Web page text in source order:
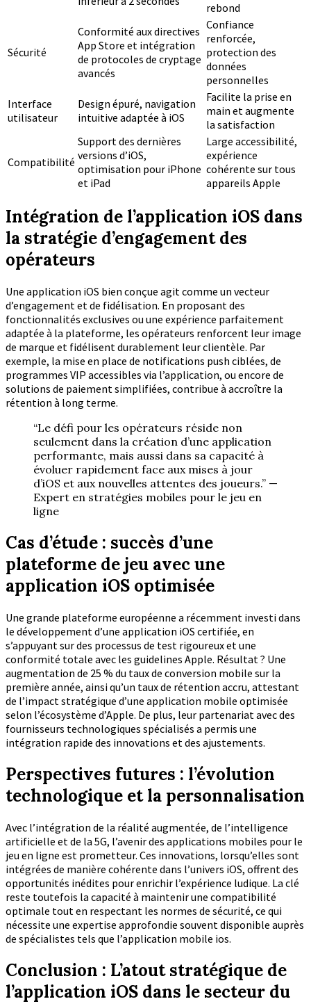
rebond
Sécurité
Conformité aux directives
App Store et intégration
de protocoles de cryptage
avancés
Confiance
renforcée,
protection des
données
personnelles
Interface
utilisateur
Design épuré, navigation
intuitive adaptée à iOS
Facilite la prise en
main et augmente
la satisfaction
Compatibilité
Support des dernières
versions d’iOS,
optimisation pour iPhone
et iPad
Large accessibilité,
expérience
cohérente sur tous
appareils Apple
Intégration de l’application iOS dans
la stratégie d’engagement des
opérateurs
Une application iOS bien conçue agit comme un vecteur
d’engagement et de fidélisation. En proposant des
fonctionnalités exclusives ou une expérience parfaitement
adaptée à la plateforme, les opérateurs renforcent leur image
de marque et fidélisent durablement leur clientèle. Par
exemple, la mise en place de notifications push ciblées, de
programmes VIP accessibles via l’application, ou encore de
solutions de paiement simplifiées, contribue à accroître la
rétention à long terme.
“Le défi pour les opérateurs réside non
seulement dans la création d’une application
performante, mais aussi dans sa capacité à
évoluer rapidement face aux mises à jour
d’iOS et aux nouvelles attentes des joueurs.” —
Expert en stratégies mobiles pour le jeu en
ligne
Cas d’étude : succès d’une
plateforme de jeu avec une
application iOS optimisée
Une grande plateforme européenne a récemment investi dans
le développement d’une application iOS certifiée, en
s’appuyant sur des processus de test rigoureux et une
conformité totale avec les guidelines Apple. Résultat ? Une
augmentation de 25 % du taux de conversion mobile sur la
première année, ainsi qu’un taux de rétention accru, attestant
de l’impact stratégique d’une application mobile optimisée
selon l’écosystème d’Apple. De plus, leur partenariat avec des
fournisseurs technologiques spécialisés a permis une
intégration rapide des innovations et des ajustements.
Perspectives futures : l’évolution
technologique et la personnalisation
Avec l’intégration de la réalité augmentée, de l’intelligence
artificielle et de la 5G, l’avenir des applications mobiles pour le
jeu en ligne est prometteur. Ces innovations, lorsqu’elles sont
intégrées de manière cohérente dans l’univers iOS, offrent des
opportunités inédites pour enrichir l’expérience ludique. La clé
reste toutefois la capacité à maintenir une compatibilité
optimale tout en respectant les normes de sécurité, ce qui
nécessite une expertise approfondie souvent disponible auprès
de spécialistes tels que l’application mobile ios.
Conclusion : L’atout stratégique de
l’application iOS dans le secteur du